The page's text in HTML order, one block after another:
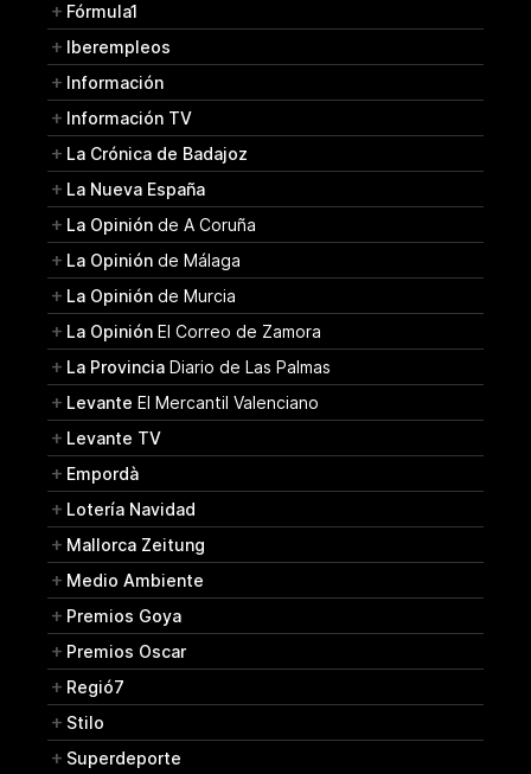
Fórmula1
Iberempleos
Información
Información TV
La Crónica de Badajoz
La Nueva España
La Opinión de A Coruña
La Opinión de Málaga
La Opinión de Murcia
La Opinión El Correo de Zamora
La Provincia Diario de Las Palmas
Levante El Mercantil Valenciano
Levante TV
Empordà
Lotería Navidad
Mallorca Zeitung
Medio Ambiente
Premios Goya
Premios Oscar
Regió7
Stilo
Superdeporte